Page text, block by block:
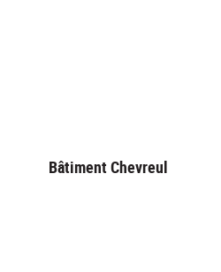
Bâtiment Chevreul